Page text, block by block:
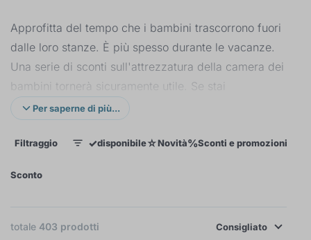
Approfitta del tempo che i bambini trascorrono fuori
dalle loro stanze. È più spesso durante le vacanze.
Una serie di sconti sull'attrezzatura della camera dei
bambini tornerà sicuramente utile. Se stai
pianificando un piccolo cambiamento o una grande
Per saperne di più...
Filtraggio ✓disponibile☆Novità%Sconti e promozioni
FILTRAGGIO ×
Sconto
totale 403 prodotti
Consigliato